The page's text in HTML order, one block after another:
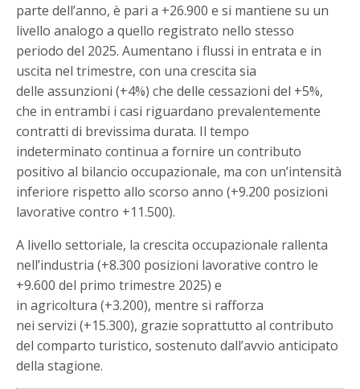
parte dell’anno, è pari a +26.900 e si mantiene su un
livello analogo a quello registrato nello stesso
periodo del 2025. Aumentano i flussi in entrata e in
uscita nel trimestre, con una crescita sia
delle assunzioni (+4%) che delle cessazioni del +5%,
che in entrambi i casi riguardano prevalentemente
contratti di brevissima durata. Il tempo
indeterminato continua a fornire un contributo
positivo al bilancio occupazionale, ma con un’intensità
inferiore rispetto allo scorso anno (+9.200 posizioni
lavorative contro +11.500).
A livello settoriale, la crescita occupazionale rallenta
nell’industria (+8.300 posizioni lavorative contro le
+9.600 del primo trimestre 2025) e
in agricoltura (+3.200), mentre si rafforza
nei servizi (+15.300), grazie soprattutto al contributo
del comparto turistico, sostenuto dall’avvio anticipato
della stagione.